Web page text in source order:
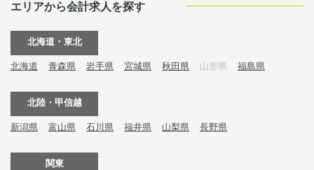
エリアから会計求人を探す
北海道・東北
北海道 青森県 岩手県 宮城県 秋田県 山形県 福島県
北陸・甲信越
新潟県 富山県 石川県 福井県 山梨県 長野県
関東